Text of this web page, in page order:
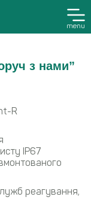
menu
з нами”
R
IP67
реагування,